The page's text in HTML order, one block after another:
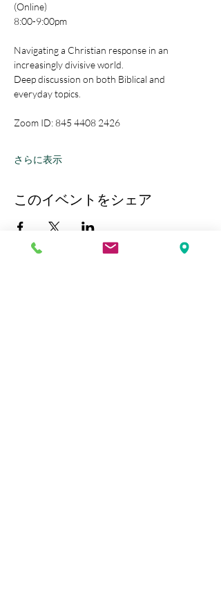
(Online)
8:00-9:00pm
Navigating a Christian response in an
increasingly divisive world.
Deep discussion on both Biblical and
everyday topics.
Zoom ID: 845 4408 2426
さらに表示
このイベントをシェア